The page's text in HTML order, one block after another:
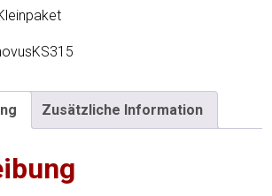
Zusätzliche Information